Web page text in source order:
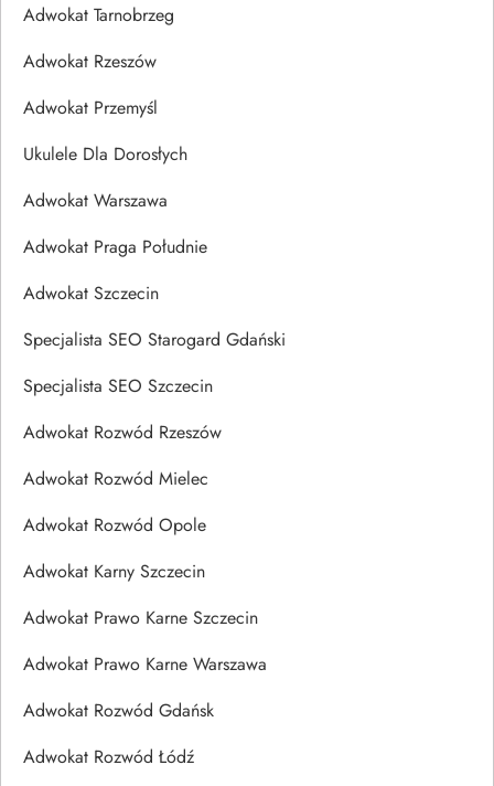
Adwokat Tarnobrzeg
Adwokat Rzeszów
Adwokat Przemyśl
Ukulele Dla Dorosłych
Adwokat Warszawa
Adwokat Praga Południe
Adwokat Szczecin
Specjalista SEO Starogard Gdański
Specjalista SEO Szczecin
Adwokat Rozwód Rzeszów
Adwokat Rozwód Mielec
Adwokat Rozwód Opole
Adwokat Karny Szczecin
Adwokat Prawo Karne Szczecin
Adwokat Prawo Karne Warszawa
Adwokat Rozwód Gdańsk
Adwokat Rozwód Łódź